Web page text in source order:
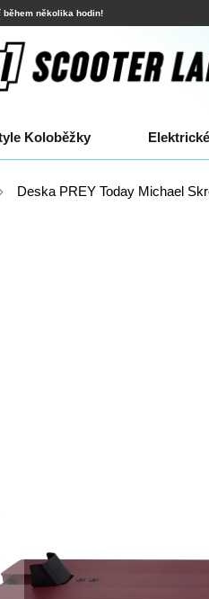
během několika hodin!
Koloběžky
Deska PREY Today Michael